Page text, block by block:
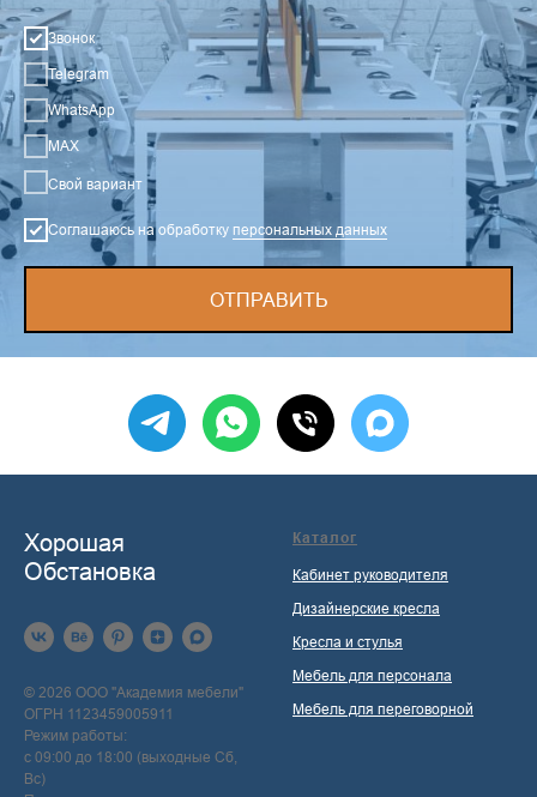
Звонок
Telegram
WhatsApp
MAX
Свой вариант
Соглашаюсь на обработку персональных данных
ОТПРАВИТЬ
Хорошая
Обстановка
© 2026 ООО "Академия мебели"
ОГРН 1123459005911
Режим работы:
с 09:00 до 18:00 (выходные Сб,
Вс)
Каталог
Кабинет руководителя
Дизайнерские кресла
Кресла и стулья
Мебель для персонала
Мебель для переговорной